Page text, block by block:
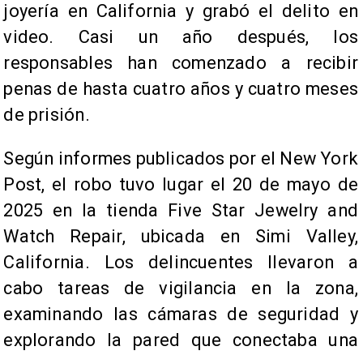
joyería en California y grabó el delito en
video. Casi un año después, los
responsables han comenzado a recibir
penas de hasta cuatro años y cuatro meses
de prisión.
Según informes publicados por el New York
Post, el robo tuvo lugar el 20 de mayo de
2025 en la tienda Five Star Jewelry and
Watch Repair, ubicada en Simi Valley,
California. Los delincuentes llevaron a
cabo tareas de vigilancia en la zona,
examinando las cámaras de seguridad y
explorando la pared que conectaba una